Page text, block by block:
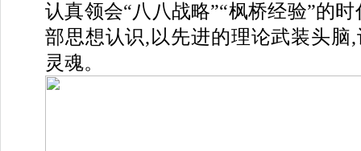
认真领会“八八战略”“枫桥经验”的
部思想认识,以先进的理论武装头脑
灵魂。